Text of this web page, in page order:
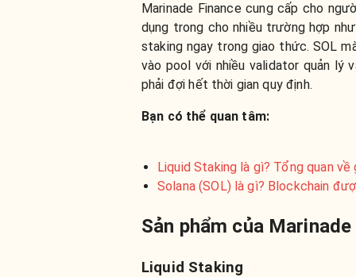
Marinade Finance cung cấp cho
dụng trong cho nhiều trường hợp
staking ngay trong giao thức. SOL
vào pool với nhiều validator quản lý
phải đợi hết thời gian quy định.
Bạn có thể quan tâm:
Liquid Staking là gì? Tổng quan về
Solana (SOL) là gì? Blockchain
Sản phẩm của
Liquid Staking